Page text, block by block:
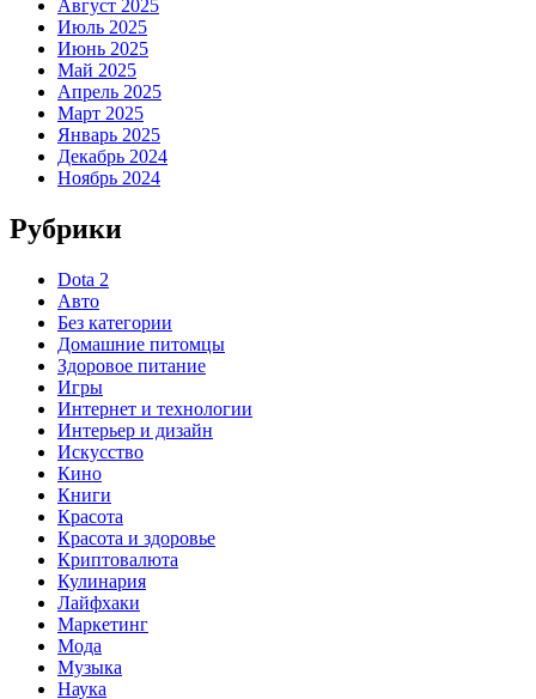
Август 2025
Июль 2025
Июнь 2025
Май 2025
Апрель 2025
Март 2025
Январь 2025
Декабрь 2024
Ноябрь 2024
Рубрики
Dota 2
Авто
Без категории
Домашние питомцы
Здоровое питание
Игры
Интернет и технологии
Интерьер и дизайн
Искусство
Кино
Книги
Красота
Красота и здоровье
Криптовалюта
Кулинария
Лайфхаки
Маркетинг
Мода
Музыка
Наука